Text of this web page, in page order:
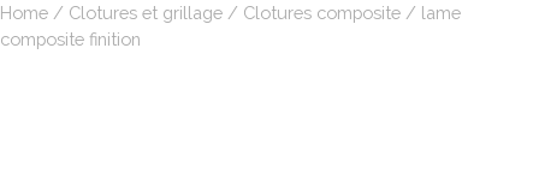
Home / Clotures et grillage / Clotures composite / lame
composite finition